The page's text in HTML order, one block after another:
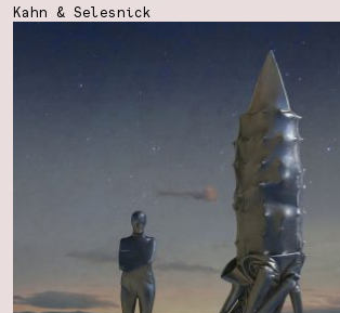
Kahn & Selesnick